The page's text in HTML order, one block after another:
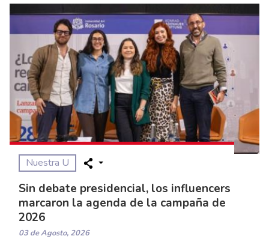
Nuestra U
Sin debate presidencial, los influencers
marcaron la agenda de la campaña de
2026
03 de Agosto, 2026